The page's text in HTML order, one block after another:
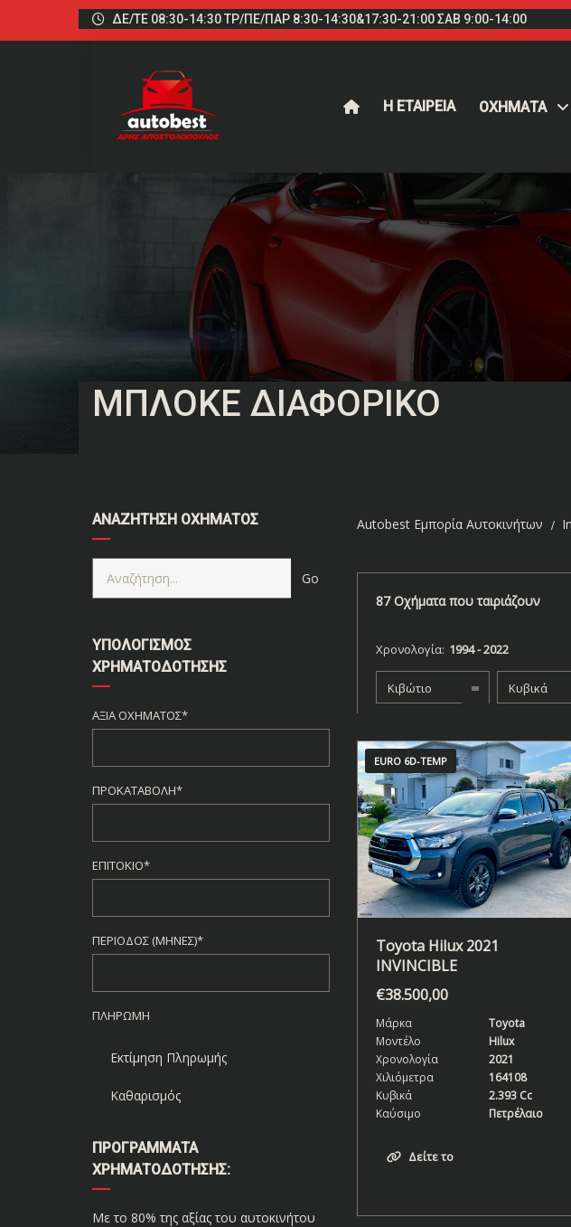
ΔΕ/ΤΕ 08:30-14:30 ΤΡ/ΠΕ/ΠΑΡ 8:30-14:30&17:30-21:00 ΣΑΒ 9:00-14:00
Η ΕΤΑΙΡΕΙΑ ΟΧΉΜΑΤΑ
ΜΠΛΟΚΈ ΔΙΑΦΟΡΙΚΌ
ΑΝΑΖΉΤΗΣΗ ΟΧΉΜΑΤΟΣ
ΥΠΟΛΟΓΙΣΜΌΣ
ΧΡΗΜΑΤΟΔΌΤΗΣΗΣ
ΑΞΊΑ ΟΧΉΜΑΤΟΣ*
ΠΡΟΚΑΤΑΒΟΛΉ*
ΕΠΙΤΌΚΙΟ*
ΠΕΡΊΟΔΟΣ (ΜΉΝΕΣ)*
ΠΛΗΡΩΜΉ
Εκτίμηση Πληρωμής
Καθαρισμός
ΠΡΟΓΡΆΜΜΑΤΑ
ΧΡΗΜΑΤΟΔΌΤΗΣΗΣ:
Με το 80% της αξίας του αυτοκινήτου
Autobest Εμπορία Αυτοκινήτων
87 Οχήματα που ταιριάζουν
Χρονολογία:
Κιβώτιο Κυβικά
EURO 6D-TEMP
Toyota Hilux 2021
INVINCIBLE
€38.500,00
Μάρκα
Toyota
Μοντέλο
Hilux
Χρονολογία
2021
Χιλιόμετρα
164108
Κυβικά
2.393 Cc
Καύσιμο
Πετρέλαιο
Δείτε το